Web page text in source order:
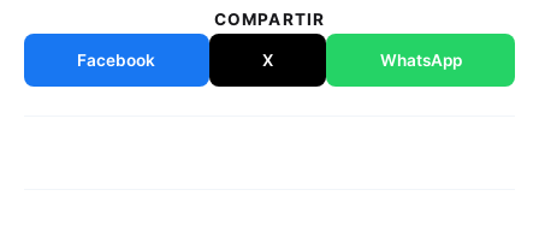
COMPARTIR
Facebook X WhatsApp